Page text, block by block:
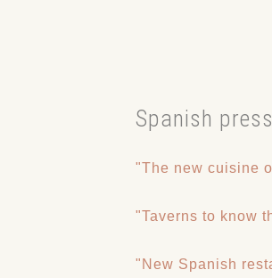
Spanish
"The new cuisine
"Taverns to know
"New Spanish